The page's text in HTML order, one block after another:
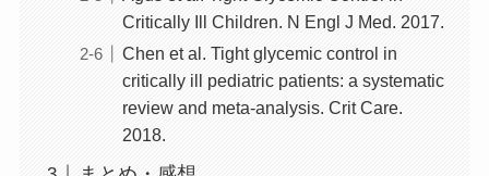
Critically Ill Children. N Engl J Med. 2017.
Chen et al. Tight glycemic control in
critically ill pediatric patients: a systematic
review and meta-analysis. Crit Care.
2018.